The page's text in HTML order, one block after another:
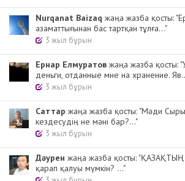
Nurqanat Baizaq жаңа жазба қосты:
азаматтығынан бас тартқан тұлға..."
3 жыл бұрын
Ернар Елмуратов жаңа жазба қосты:
деньги, отданные мне на хранение.
3 жыл бұрын
Cаттар жаңа жазба қосты: "Мәди
кездесудің не мәні бар?..."
3 жыл бұрын
Дәурен жаңа жазба қосты: "ҚАЗАҚТЫҢ
қарап қалуы мүмкін? ..."